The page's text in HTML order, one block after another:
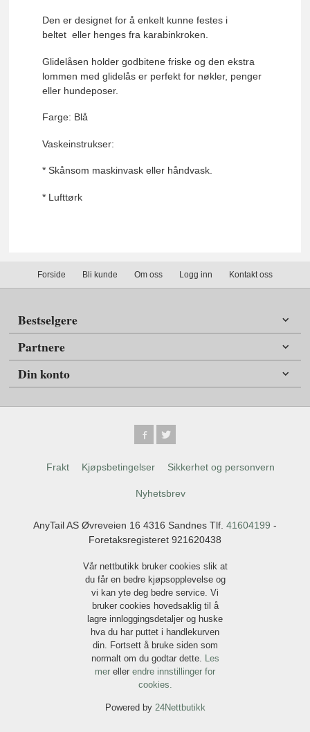
Den er designet for å enkelt kunne festes i
belteteller henges fra karabinkroken.
Glidelåsen holder godbitene friske og den ekstra
lommen med glidelås er perfekt for nøkler, penger
eller hundeposer.
Farge: Blå
Vaskeinstrukser:
* Skånsom maskinvask eller håndvask.
* Lufttørk
Forside Bli kunde Om oss Logg inn Kontakt oss
Bestselgere
Partnere
Din konto
Frakt Kjøpsbetingelser Sikkerhet og personvern
Nyhetsbrev
AnyTail AS Øvreveien 16 4316 Sandnes Tlf. 41604199 -
Foretaksregisteret 921620438
Vår nettbutikk bruker cookies slik at
du får en bedre kjøpsopplevelse og
vi kan yte deg bedre service. Vi
bruker cookies hovedsaklig til å
lagre innloggingsdetaljer og huske
hva du har puttet i handlekurven
din. Fortsett å bruke siden som
normalt om du godtar dette.
Les
mer eller endre innstillinger for
cookies.
Powered by 24Nettbutikk